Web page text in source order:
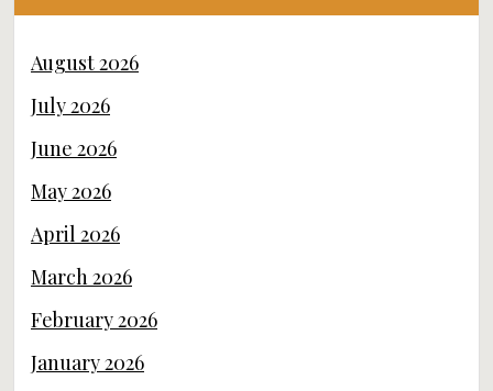
August 2026
July 2026
June 2026
May 2026
April 2026
March 2026
February 2026
January 2026